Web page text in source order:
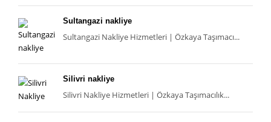
Sultangazi nakliye
Sultangazi Nakliye Hizmetleri | Özkaya Taşımacı...
Silivri nakliye
Silivri Nakliye Hizmetleri | Özkaya Taşımacılık...